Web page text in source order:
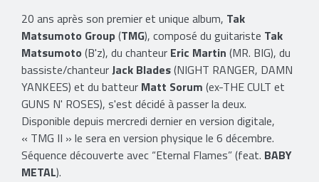
20 ans après son premier et unique album, Tak
Matsumoto Group(TMG), composé du guitariste Tak
Matsumoto (B'z), du chanteur Eric Martin (MR. BIG), du
bassiste/chanteurJack Blades(NIGHT RANGER, DAMN
YANKEES) et du batteur Matt Sorum (ex-THE CULT et
GUNS N' ROSES), s'est décidé à passer la deux.
Disponible depuis mercredi dernier en version digitale,
« TMG II » le sera en version physique le 6 décembre.
Séquence découverte avec “Eternal Flames” (feat. BABY
METAL).